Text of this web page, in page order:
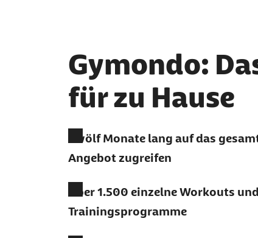
Gymondo:
für zu Hause
Zwölf Monate lang auf das
Angebot zugreifen
Über 1.500 einzelne Workouts
Trainingsprogramme